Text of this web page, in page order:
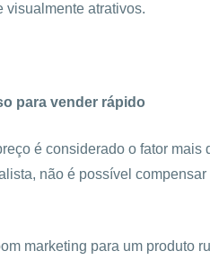
visualmente atrativos.
para vender rápido
é considerado o fator mais
não é possível compensar
marketing para um produto